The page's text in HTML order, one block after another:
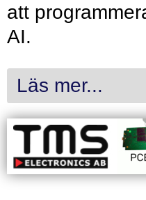
att
AI.
Läs mer...